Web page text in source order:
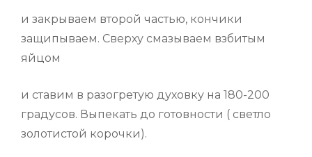
и закрываем второй частью, кончики
защипываем. Сверху смазываем взбитым
яйцом
и ставим в разогретую духовку на 180-200
градусов. Выпекать до готовности ( светло
золотистой корочки).